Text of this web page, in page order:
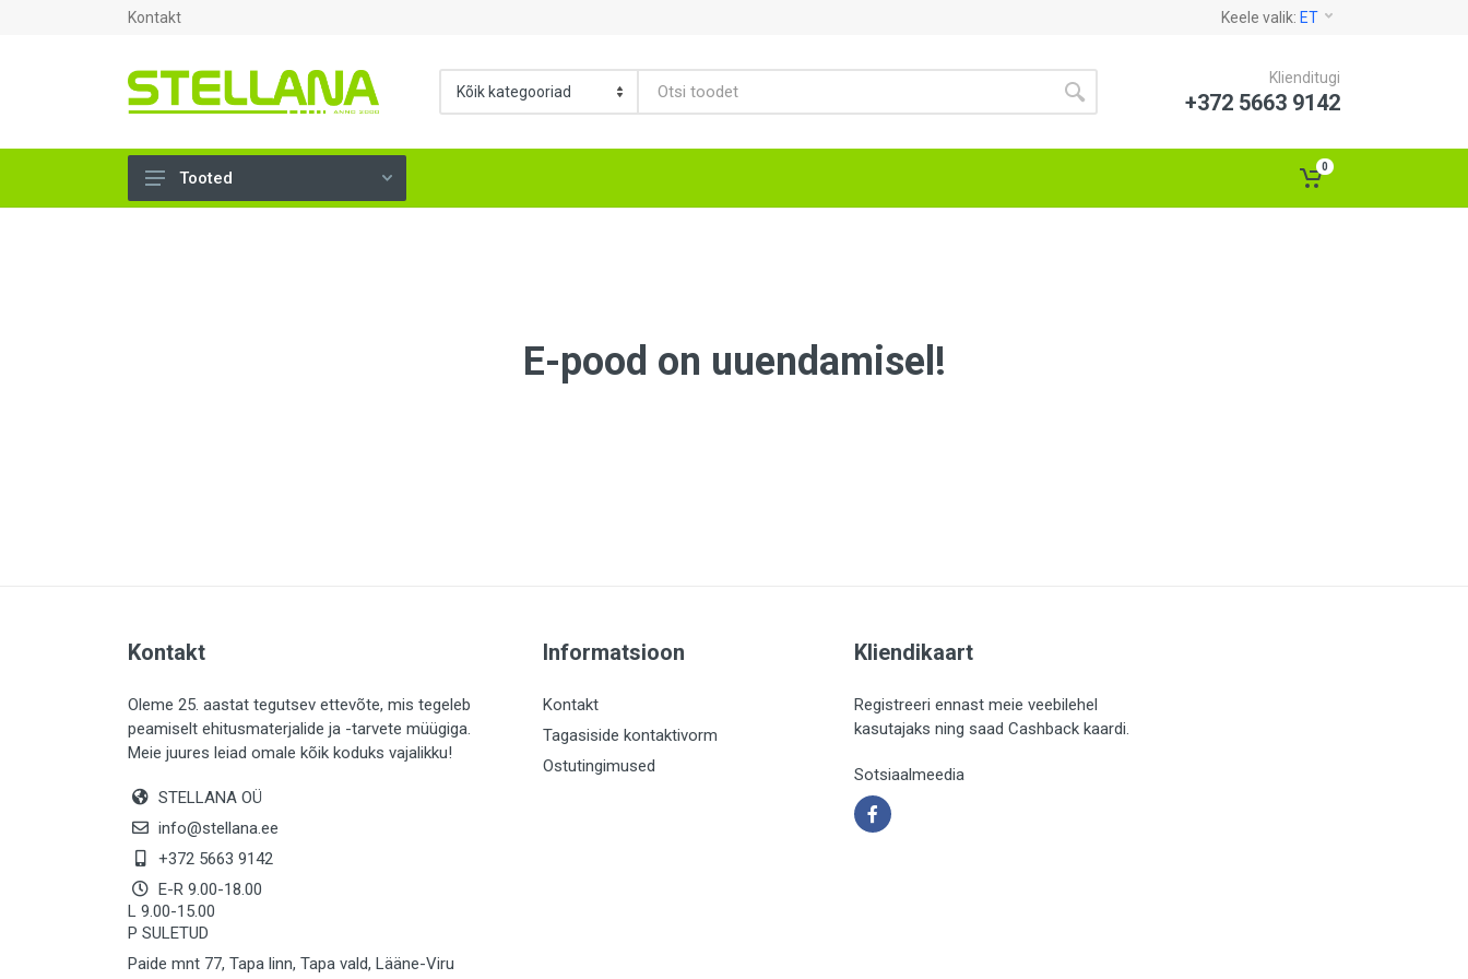
Kontakt Keele valik: ET
Klienditugi
+372 5663 9142
LIISTUD (183)
KIVID (31)
KATTED (132)
MAALRITARBED (1025)
SOOJUSTUS (16)
KEEMIA (220)
TÖÖRIIDED (117)
SAUN (8)
Tooted
0
E-pood on uuendamisel!
Kontakt
Oleme 25. aastat tegutsev ettevõte, mis tegeleb
peamiselt ehitusmaterjalide ja -tarvete müügiga.
Meie juures leiad omale kõik koduks vajalikku!
STELLANA OÜ
info@stellana.ee
+372 5663 9142
E-R 9.00-18.00
L 9.00-15.00
P SULETUD
Paide mnt 77, Tapa linn, Tapa vald, Lääne-Viru
Informatsioon
Kontakt
Tagasiside kontaktivorm
Ostutingimused
Kliendikaart
Registreeri ennast meie veebilehel
kasutajaks ning saad Cashback kaardi.
Sotsiaalmeedia